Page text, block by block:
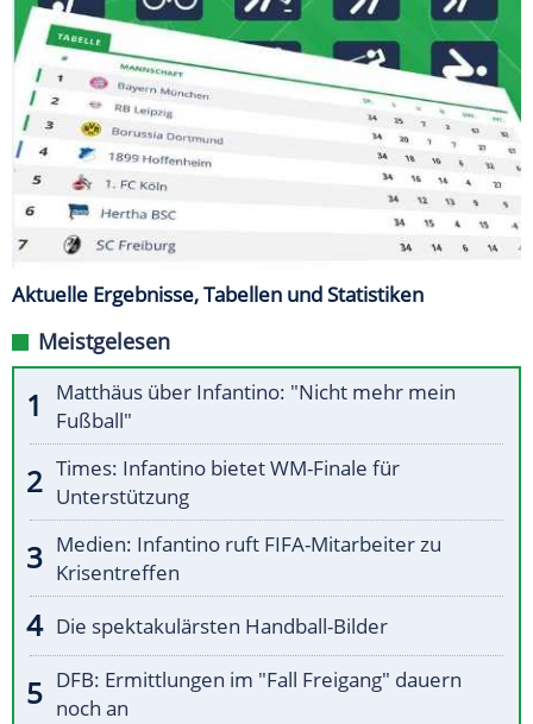
Aktuelle Ergebnisse, Tabellen und Statistiken
Meistgelesen
Matthäus über Infantino: "Nicht mehr mein
Fußball"
Times: Infantino bietet WM-Finale für
Unterstützung
Medien: Infantino ruft FIFA-Mitarbeiter zu
Krisentreffen
Die spektakulärsten Handball-Bilder
DFB: Ermittlungen im "Fall Freigang" dauern
noch an